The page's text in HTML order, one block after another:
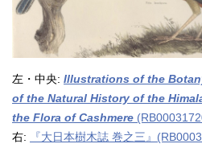
左・中央: Illustrations of the
of the Natural History of the
the Flora of Cashmere
右:
『大日本樹木誌 巻之三』